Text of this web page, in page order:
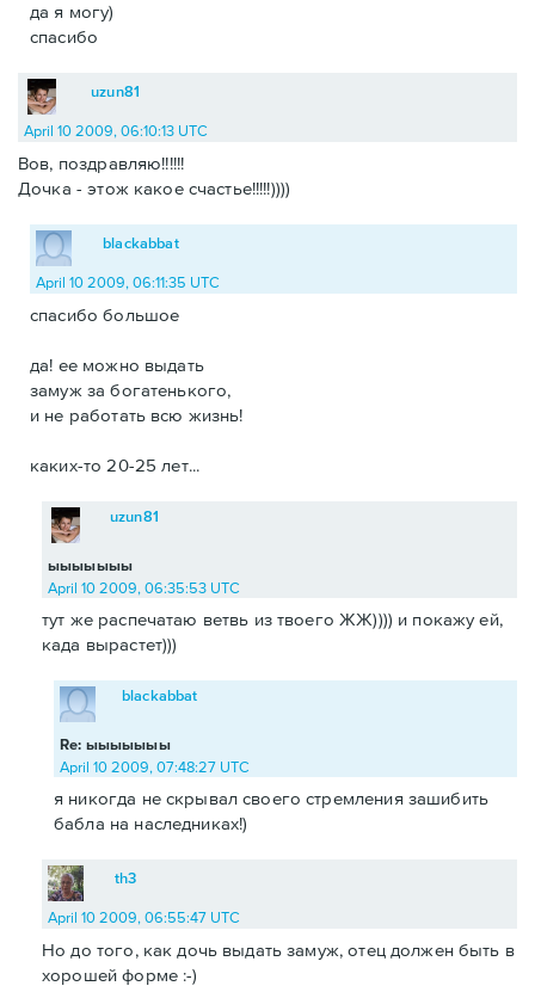
да я могу)
спасибо
uzun81
April 10 2009, 06:10:13 UTC
Вов, поздравляю!!!!!!
Дочка - этож какое счастье!!!!!))))
blackabbat
April 10 2009, 06:11:35 UTC
спасибо большое
да! ее можно выдать
замуж за богатенького,
и не работать всю жизнь!
каких-то 20-25 лет...
ыыыыыыы
uzun81
April 10 2009, 06:35:53 UTC
тут же распечатаю ветвь из твоего ЖЖ)))) и покажу ей,
када вырастет)))
Re: ыыыыыыы
blackabbat
April 10 2009, 07:48:27 UTC
я никогда не скрывал своего стремления зашибить
бабла на наследниках!)
th3
April 10 2009, 06:55:47 UTC
Но до того, как дочь выдать замуж, отец должен быть в
хорошей форме :-)